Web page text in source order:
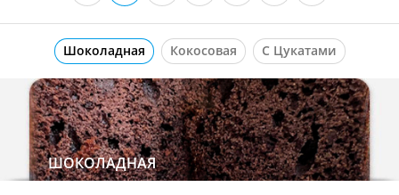
Шоколадная Кокосовая С Цукатами
ШОКОЛАДНАЯ